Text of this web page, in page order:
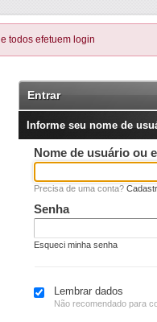
todos efetuem login
Entrar
Informe seu nome de
Nome de usuário ou
Precisa de uma conta?
Senha
Esqueci minha senha
Lembrar dados
Não recomendado para